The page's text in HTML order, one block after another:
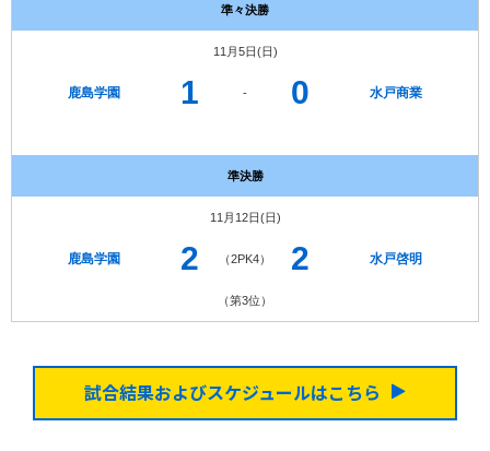
準々決勝
11月5日(日)
鹿島学園 1 - 0 水戸商業
準決勝
11月12日(日)
鹿島学園 2 （2PK4） 2 水戸啓明
（第3位）
試合結果およびスケジュールはこちら